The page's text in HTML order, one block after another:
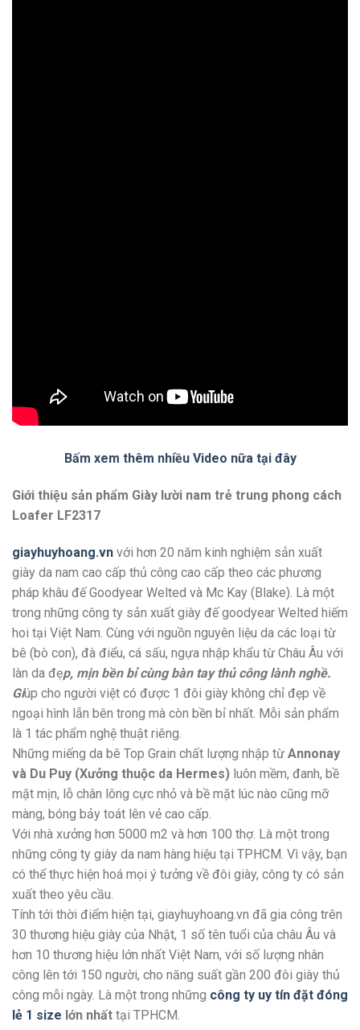
Bấm xem thêm nhiều Video nữa tại đây
Giới thiệu sản phẩm Giày lười nam trẻ trung phong cách
Loafer LF2317
giayhuyhoang.vn với hơn 20 năm kinh nghiệm sản xuất
giày da nam cao cấp thủ công cao cấp theo các phương
pháp khâu đế Goodyear Welted và Mc Kay (Blake). Là một
trong những công ty sản xuất giày đế goodyear Welted hiếm
hoi tại Việt Nam. Cùng với nguồn nguyên liệu da các loại từ
bê (bò con), đà điểu, cá sấu, ngựa nhập khẩu từ Châu Âu với
làn da đẹp, mịn bền bỉ cùng bàn tay thủ công lành nghề.
Giúp cho người việt có được 1 đôi giày không chỉ đẹp về
ngoại hình lẫn bên trong mà còn bền bỉ nhất. Mỗi sản phẩm
là 1 tác phẩm nghệ thuật riêng.
Những miếng da bê Top Grain chất lượng nhập từ Annonay
và Du Puy (Xưởng thuộc da Hermes) luôn mềm, đanh, bề
mặt mịn, lỗ chân lông cực nhỏ và bề mặt lúc nào cũng mỡ
màng, bóng bảy toát lên vẻ cao cấp.
Với nhà xưởng hơn 5000 m2 và hơn 100 thợ. Là một trong
những công ty giày da nam hàng hiệu tại TPHCM. Vì vậy, bạn
có thể thực hiện hoá mọi ý tưởng về đôi giày, công ty có sản
xuất theo yêu cầu.
Tính tới thời điểm hiện tại, giayhuyhoang.vn đã gia công trên
30 thương hiệu giày của Nhật, 1 số tên tuổi của châu Âu và
hơn 10 thương hiệu lớn nhất Việt Nam, với số lượng nhân
công lên tới 150 người, cho năng suất gần 200 đôi giày thủ
công mỗi ngày. Là một trong những công ty uy tín đặt đóng
lẻ 1 size lớn nhất tại TPHCM.